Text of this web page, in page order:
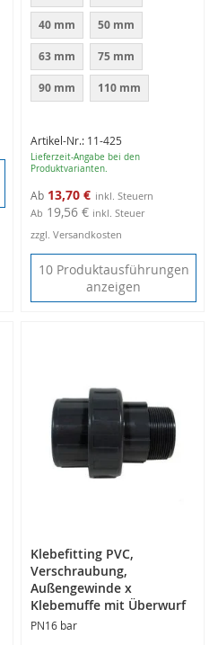
Artikel-Nr.: 11-425
Lieferzeit-Angabe bei den
Produktvarianten.
Ab 13,70 €
Ab 19,56 € inkl. Steuer
40 mm 50 mm
63 mm 75 mm
90 mm 110 mm
zzgl. Versandkosten
10 Produktausführungen
anzeigen
Klebefitting PVC,
Verschraubung,
Außengewinde x
Klebemuffe mit Überwurf
PN16 bar